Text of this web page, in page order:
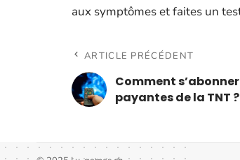
aux symptômes et faites un
ARTICLE PRÉCÉDENT
Comment
payantes de la TNT ?